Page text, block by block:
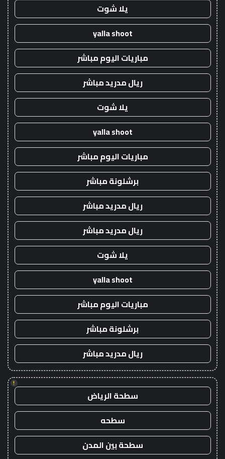
يلا شوت
yalla shoot
مباريات اليوم مباشر
ريال مدريد مباشر
يلا شوت
yalla shoot
مباريات اليوم مباشر
برشلونة مباشر
ريال مدريد مباشر
ريال مدريد مباشر
يلا شوت
yalla shoot
مباريات اليوم مباشر
برشلونة مباشر
ريال مدريد مباشر
!
سطحة الرياض
سطحه
سطحة بين المدن